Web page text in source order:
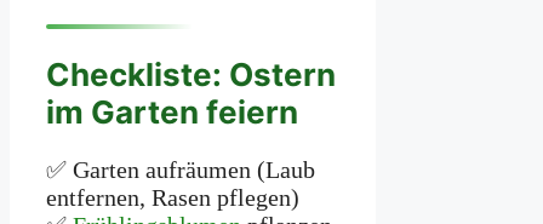
Checkliste: Ostern
im Garten feiern
✅ Garten aufräumen (Laub
entfernen, Rasen pflegen)